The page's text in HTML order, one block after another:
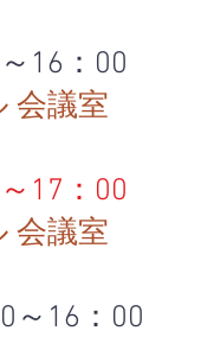
16：00
会議室
17：00
会議室
～16：00